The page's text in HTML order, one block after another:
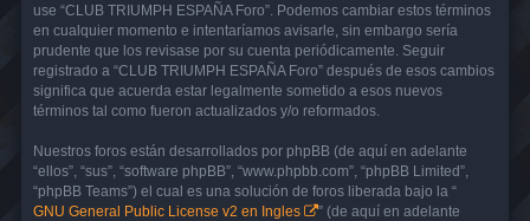
use “CLUB TRIUMPH ESPAÑA Foro”. Podemos cambiar estos términos
en cualquier momento e intentaríamos avisarle, sin embargo sería
prudente que los revisase por su cuenta periódicamente. Seguir
registrado a “CLUB TRIUMPH ESPAÑA Foro” después de esos cambios
significa que acuerda estar legalmente sometido a esos nuevos
términos tal como fueron actualizados y/o reformados.
Nuestros foros están desarrollados por phpBB (de aquí en adelante
“ellos”, “sus”, “software phpBB”, “www.phpbb.com”, “phpBB Limited”,
“phpBB Teams”) el cual es una solución de foros liberada bajo la “
GNU General Public License v2 en Ingles
” (de aquí en adelante